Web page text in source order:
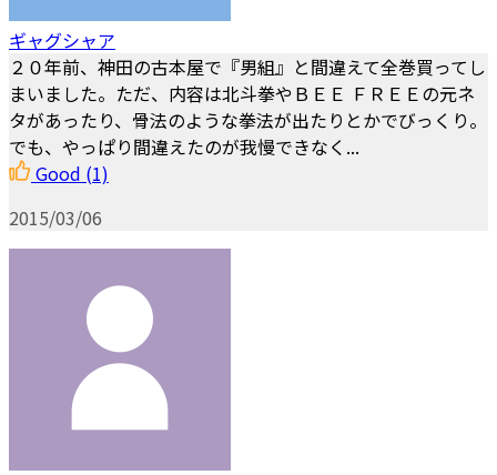
ギャグシャア
２０年前、神田の古本屋で『男組』と間違えて全巻買ってし
まいました。ただ、内容は北斗拳やＢＥＥ ＦＲＥＥの元ネ
タがあったり、骨法のような拳法が出たりとかでびっくり。
でも、やっぱり間違えたのが我慢できなく...
Good (1)
2015/03/06